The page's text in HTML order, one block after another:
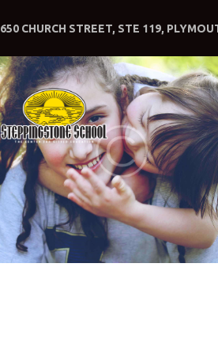
650 CHURCH STREET, STE 119,